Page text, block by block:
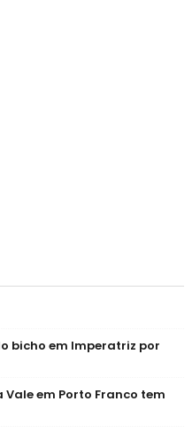
bicho em Imperatriz por
em Porto Franco tem